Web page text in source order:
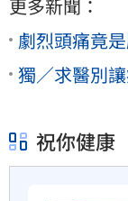
更多新聞：
劇烈頭痛竟
獨／求醫別
祝你健康